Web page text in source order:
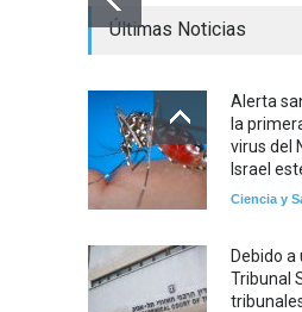
Últimas Noticias
Alerta
la
virus del
Israel
Ciencia y
Debido a
Tribunal